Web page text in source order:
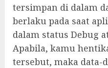
tersimpan di dalam
berlaku pada saat
dalam status Debug
Apabila, kamu
tersebut, maka data-